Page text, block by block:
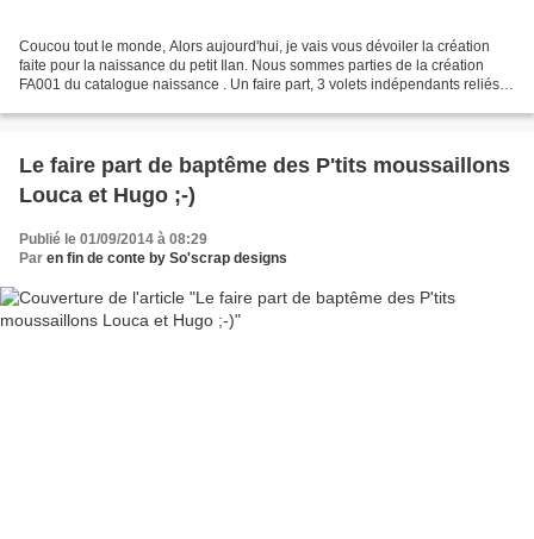
Coucou tout le monde, Alors aujourd'hui, je vais vous dévoiler la création
faite pour la naissance du petit Ilan. Nous sommes parties de la création
FA001 du catalogue naissance . Un faire part, 3 volets indépendants reliés
Le faire part de baptême des P'tits moussaillons
Louca et Hugo ;-)
Publié le 01/09/2014 à 08:29
Par en fin de conte by So'scrap designs